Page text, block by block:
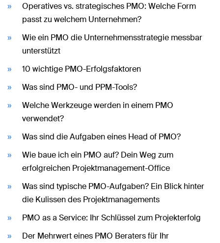
Operatives vs. strategisches PMO: Welche Form
passt zu welchem Unternehmen?
Wie ein PMO die Unternehmensstrategie messbar
unterstützt
10 wichtige PMO-Erfolgsfaktoren
Was sind PMO- und PPM-Tools?
Welche Werkzeuge werden in einem PMO
verwendet?
Was sind die Aufgaben eines Head of PMO?
Wie baue ich ein PMO auf? Dein Weg zum
erfolgreichen Projektmanagement-Office
Was sind typische PMO-Aufgaben? Ein Blick hinter
die Kulissen des Projektmanagements
PMO as a Service: Ihr Schlüssel zum Projekterfolg
Der Mehrwert eines PMO Beraters für Ihr